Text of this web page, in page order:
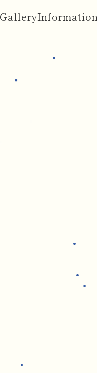
GalleryInformation